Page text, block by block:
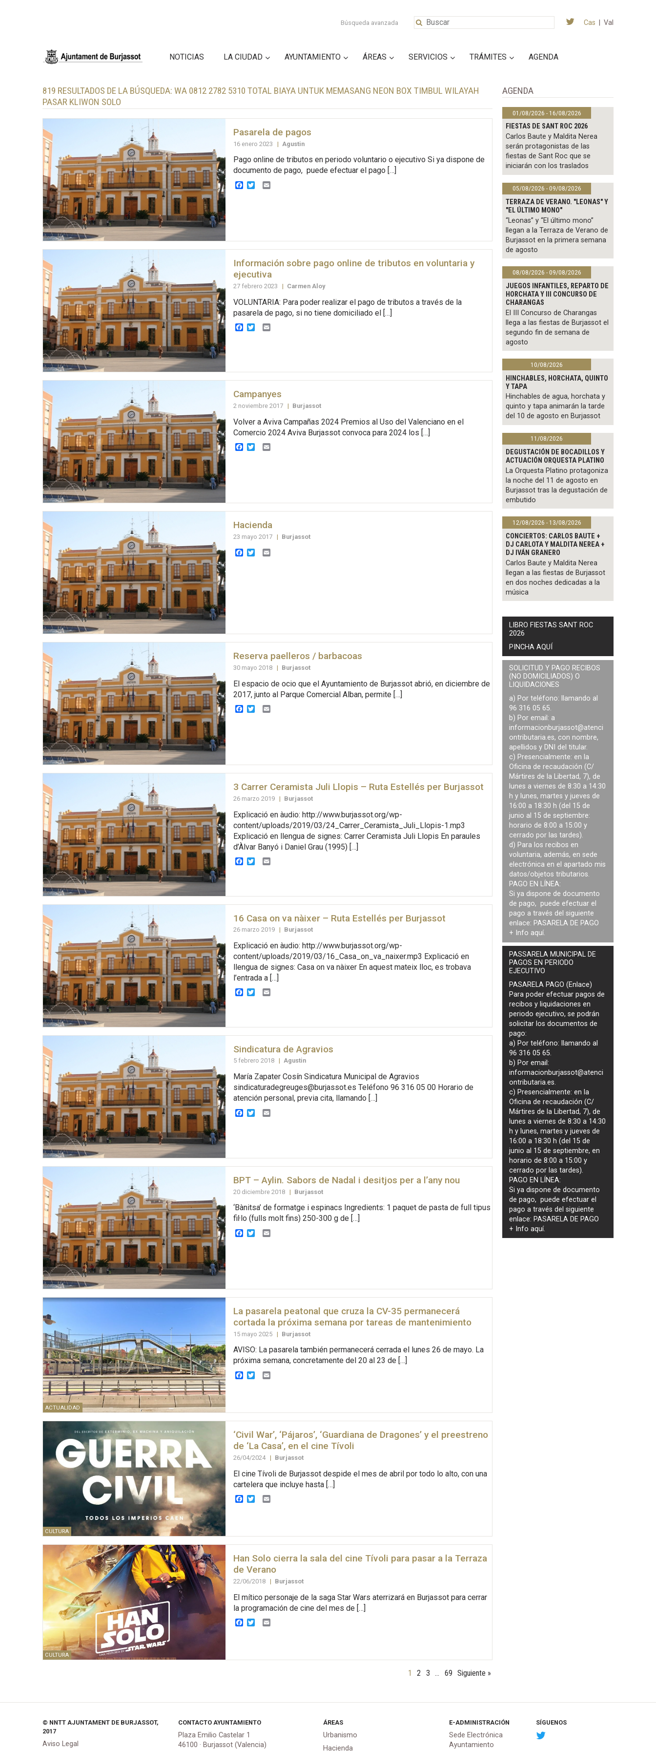
Búsqueda avanzada Cas Val
NOTICIAS LA CIUDAD AYUNTAMIENTO ÁREAS SERVICIOS TRÁMITES AGENDA
819 RESULTADOS DE LA BÚSQUEDA: WA 0812 2782 5310 TOTAL BIAYA UNTUK MEMASANG NEON BOX TIMBUL WILAYAH
PASAR KLIWON SOLO
Pasarela de pagos
16 enero 2023 | Agustin
Pago online de tributos en periodo voluntario o ejecutivo Si ya dispone de
documento de pago, puede efectuar el pago […]
Facebook
TwitterEmail
Información sobre pago online de tributos en voluntaria y
ejecutiva
27 febrero 2023 | Carmen Aloy
VOLUNTARIA: Para poder realizar el pago de tributos a través de la
pasarela de pago, si no tiene domiciliado el […]
Facebook
TwitterEmail
Campanyes
2 noviembre 2017 | Burjassot
Volver a Aviva Campañas 2024 Premios al Uso del Valenciano en el
Comercio 2024 Aviva Burjassot convoca para 2024 los […]
Facebook
TwitterEmail
Hacienda
23 mayo 2017 | Burjassot
Facebook
TwitterEmail
Reserva paelleros / barbacoas
30 mayo 2018 | Burjassot
El espacio de ocio que el Ayuntamiento de Burjassot abrió, en diciembre de
2017, junto al Parque Comercial Alban, permite […]
Facebook
Twitter
3 Carrer Ceramista Juli Llopis – Ruta Estellés per Burjassot
26 marzo 2019 | Burjassot
Explicació en àudio: http://www.burjassot.org/wp-
content/uploads/2019/03/24_Carrer_Ceramista_Juli_Llopis-1.mp3
Explicació en llengua de signes: Carrer Ceramista Juli Llopis En paraules
d’Àlvar Banyó i Daniel Grau (1995) […]
Facebook
Twitter
16 Casa on va nàixer – Ruta Estellés per Burjassot
26 marzo 2019 | Burjassot
Explicació en àudio: http://www.burjassot.org/wp-
content/uploads/2019/03/16_Casa_on_va_naixer.mp3 Explicació en
llengua de signes: Casa on va nàixer En aquest mateix lloc, es trobava
l’entrada a […]
Facebook
Twitter
Sindicatura de Agravios
5 febrero 2018 | Agustin
María Zapater Cosín Sindicatura Municipal de Agravios
sindicaturadegreuges@burjassot.es Teléfono 96 316 05 00 Horario de
atención personal, previa cita, llamando […]
Facebook
TwitterEmail
BPT – Aylin. Sabors de Nadal i desitjos per a l’any nou
20 diciembre 2018 | Burjassot
‘Bànitsa’ de formatge i espinacs Ingredients: 1 paquet de pasta de full tipus
fiŀlo (fulls molt fins) 250-300 g de […]
Facebook
TwitterEmail
ACTUALIDAD
La pasarela peatonal que cruza la CV-35 permanecerá
cortada la próxima semana por tareas de mantenimiento
15 mayo 2025 | Burjassot
AVISO: La pasarela también permanecerá cerrada el lunes 26 de mayo. La
próxima semana, concretamente del 20 al 23 de […]
Facebook
TwitterEmail
CULTURA
‘Civil War’, ‘Pájaros’, ‘Guardiana de Dragones’ y el preestreno
de ‘La Casa’, en el cine Tívoli
26/04/2024 | Burjassot
El cine Tívoli de Burjassot despide el mes de abril por todo lo alto, con una
cartelera que incluye hasta […]
Facebook
TwitterEmail
CULTURA
Han Solo cierra la sala del cine Tívoli para pasar a la Terraza
de Verano
22/06/2018 | Burjassot
El mítico personaje de la saga Star Wars aterrizará en Burjassot para cerrar
la programación de cine del mes de […]
Facebook
TwitterEmail
1 2 3 … 69 Siguiente »
AGENDA
01/08/2026 - 16/08/2026
FIESTAS DE SANT ROC 2026
Carlos Baute y Maldita Nerea
serán protagonistas de las
fiestas de Sant Roc que se
iniciarán con los traslados
05/08/2026 - 09/08/2026
TERRAZA DE VERANO. "LEONAS" Y
"EL ÚLTIMO MONO"
“Leonas” y “El último mono”
llegan a la Terraza de Verano de
Burjassot en la primera semana
de agosto
08/08/2026 - 09/08/2026
JUEGOS INFANTILES, REPARTO DE
HORCHATA Y III CONCURSO DE
CHARANGAS
El III Concurso de Charangas
llega a las fiestas de Burjassot el
segundo fin de semana de
agosto
10/08/2026
HINCHABLES, HORCHATA, QUINTO
Y TAPA
Hinchables de agua, horchata y
quinto y tapa animarán la tarde
del 10 de agosto en Burjassot
11/08/2026
DEGUSTACIÓN DE BOCADILLOS Y
ACTUACIÓN ORQUESTA PLATINO
La Orquesta Platino protagoniza
la noche del 11 de agosto en
Burjassot tras la degustación de
embutido
12/08/2026 - 13/08/2026
CONCIERTOS: CARLOS BAUTE +
DJ CARLOTA Y MALDITA NEREA +
DJ IVÁN GRANERO
Carlos Baute y Maldita Nerea
llegan a las fiestas de Burjassot
en dos noches dedicadas a la
música
LIBRO FIESTAS SANT ROC
2026
PINCHA AQUÍ
SOLICITUD Y PAGO RECIBOS
(NO DOMICILIADOS) O
LIQUIDACIONES
a) Por teléfono: llamando al
96 316 05 65.
b) Por email: a
informacionburjassot@atenci
ontributaria.es, con nombre,
apellidos y DNI del titular.
c) Presencialmente: en la
Oficina de recaudación (C/
Mártires de la Libertad, 7), de
lunes a viernes de 8:30 a 14:30
h y lunes, martes y jueves de
16:00 a 18:30 h (del 15 de
junio al 15 de septiembre:
horario de 8:00 a 15:00 y
cerrado por las tardes).
d) Para los recibos en
voluntaria, además, en sede
electrónica en el apartado mis
datos/objetos tributarios.
PAGO EN LÍNEA:
Si ya dispone de documento
de pago, puede efectuar el
pago a través del siguiente
enlace: PASARELA DE PAGO
+ Info aquí.
PASSARELA MUNICIPAL DE
PAGOS EN PERIODO
EJECUTIVO
PASARELA PAGO (Enlace)
Para poder efectuar pagos de
recibos y liquidaciones en
periodo ejecutivo, se podrán
solicitar los documentos de
pago:
a) Por teléfono: llamando al
96 316 05 65.
b) Por email:
informacionburjassot@atenci
ontributaria.es.
c) Presencialmente: en la
Oficina de recaudación (C/
Mártires de la Libertad, 7), de
lunes a viernes de 8:30 a 14:30
h y lunes, martes y jueves de
16:00 a 18:30 h (del 15 de
junio al 15 de septiembre, en
horario de 8:00 a 15:00 y
cerrado por las tardes).
PAGO EN LÍNEA:
Si ya dispone de documento
de pago, puede efectuar el
pago a través del siguiente
enlace: PASARELA DE PAGO
+ Infoaquí.
© NNTT AJUNTAMENT DE BURJASSOT,
2017
Aviso Legal
CONTACTO AYUNTAMIENTO
Plaza Emilio Castelar 1
46100 · Burjassot (Valencia)
ÁREAS
Urbanismo
Hacienda
E-ADMINISTRACIÓN
Sede Electrónica
Ayuntamiento
SÍGUENOS